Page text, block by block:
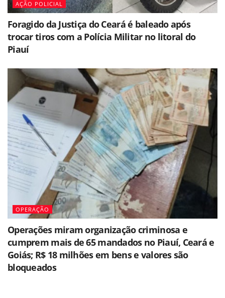
AÇÃO POLICIAL
Foragido da Justiça do Ceará é baleado após
trocar tiros com a Polícia Militar no litoral do
Piauí
OPERAÇÃO
Operações miram organização criminosa e
cumprem mais de 65 mandados no Piauí, Ceará e
Goiás; R$ 18 milhões em bens e valores são
bloqueados